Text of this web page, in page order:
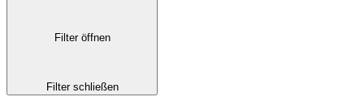
Filter öffnen
Filter schließen